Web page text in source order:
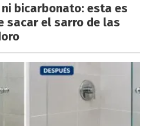
ni bicarbonato: esta es
sacar el sarro de las